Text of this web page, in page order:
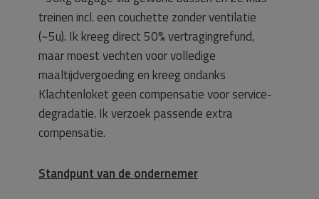
treinen incl. een couchette zonder ventilatie
(~5u). Ik kreeg direct 50% vertragingrefund,
maar moest vechten voor volledige
maaltijdvergoeding en kreeg ondanks
Klachtenloket geen compensatie voor service-
degradatie. Ik verzoek passende extra
compensatie.
Standpunt van de ondernemer